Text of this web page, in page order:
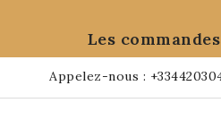
Les
Appelez-nous :